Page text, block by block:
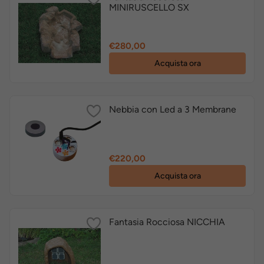
MINIRUSCELLO SX
Prezzo
€280,00
Acquista ora
Nebbia con Led a 3 Membrane
Prezzo
€220,00
Acquista ora
Fantasia Rocciosa NICCHIA